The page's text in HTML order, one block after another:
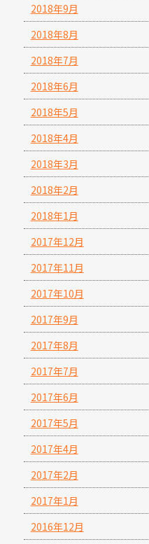
2018年9月
2018年8月
2018年7月
2018年6月
2018年5月
2018年4月
2018年3月
2018年2月
2018年1月
2017年12月
2017年11月
2017年10月
2017年9月
2017年8月
2017年7月
2017年6月
2017年5月
2017年4月
2017年2月
2017年1月
2016年12月